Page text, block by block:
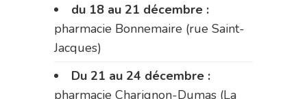
du 18 au 21 décembre :
pharmacie Bonnemaire (rue Saint-
Jacques)
Du 21 au 24 décembre :
pharmacie Charignon-Dumas (La